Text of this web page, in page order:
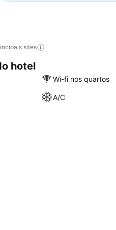
sites
hotel
Wi-fi nos quartos
A/C